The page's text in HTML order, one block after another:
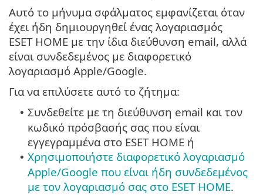
Αυτό το μήνυμα σφάλματος εμφανίζεται όταν
έχει ήδη δημιουργηθεί ένας λογαριασμός
ESET HOME με την ίδια διεύθυνση email, αλλά
είναι συνδεδεμένος με διαφορετικό
λογαριασμό Apple/Google.
Για να επιλύσετε αυτό το ζήτημα:
• Συνδεθείτε με τη διεύθυνση email και τον
κωδικό πρόσβασής σας που είναι
εγγεγραμμένα στο ESET HOME ή
• Χρησιμοποιήστε διαφορετικό λογαριασμό
Apple/Google που είναι ήδη συνδεδεμένος
με τον λογαριασμό σας στο ESET HOME.